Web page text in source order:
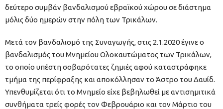
δεύτερο συμβάν βανδαλισμού εβραϊκού χώρου σε διάστημα
μόλις δύο ημερών στην πόλη των Τρικάλων.
Μετά τον βανδαλισμό της Συναγωγής, στις 2.1.2020 έγινε ο
βανδαλισμός του Μνημείου Ολοκαυτώματος των Τρικάλων,
το οποίο υπέστη σοβαρότατες ζημιές αφού καταστράφηκε
τμήμα της περίφραξης και αποκόλλησαν το Άστρο του Δαυίδ.
Υπενθυμίζεται ότι το Μνημείο είχε βεβηλωθεί με αντισημιτικά
συνθήματα τρείς φορές τον Φεβρουάριο και τον Μάρτιο του